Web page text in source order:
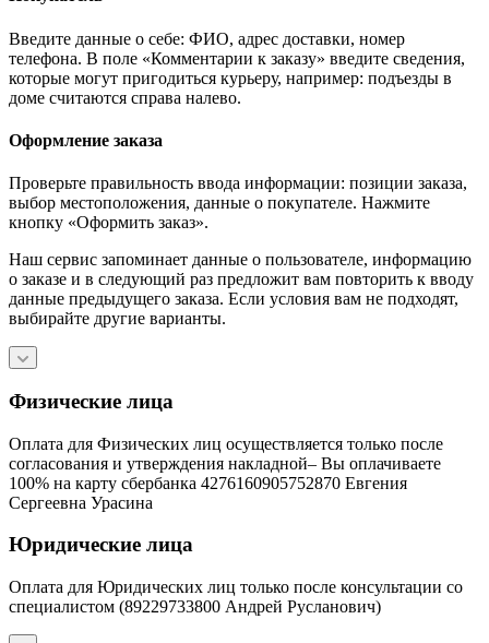
Введите данные о себе: ФИО, адрес доставки, номер
телефона. В поле «Комментарии к заказу» введите сведения,
которые могут пригодиться курьеру, например: подъезды в
доме считаются справа налево.
Оформление заказа
Проверьте правильность ввода информации: позиции заказа,
выбор местоположения, данные о покупателе. Нажмите
кнопку «Оформить заказ».
Наш сервис запоминает данные о пользователе, информацию
о заказе и в следующий раз предложит вам повторить к вводу
данные предыдущего заказа. Если условия вам не подходят,
выбирайте другие варианты.
Физические лица
Оплата для Физических лиц осуществляется только после
согласования и утверждения накладной– Вы оплачиваете
100% на карту сбербанка 4276160905752870 Евгения
Сергеевна Урасина
Юридические лица
Оплата для Юридических лиц только после консультации со
специалистом (89229733800 Андрей Русланович)